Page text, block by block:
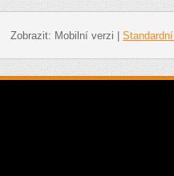
Zobrazit: Mobilní verzi